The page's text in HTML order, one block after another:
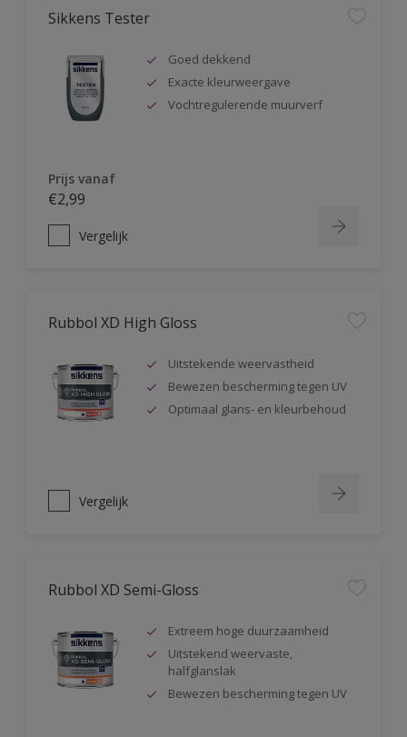
Sikkens Tester
Goed dekkend
Exacte kleurweergave
Vochtregulerende muurverf
Prijs vanaf
€2,99
Vergelijk
Rubbol XD High Gloss
Uitstekende weervastheid
Bewezen bescherming tegen UV
Optimaal glans- en kleurbehoud
Vergelijk
Rubbol XD Semi-Gloss
Extreem hoge duurzaamheid
Uitstekend weervaste,
halfglanslak
Bewezen bescherming tegen UV